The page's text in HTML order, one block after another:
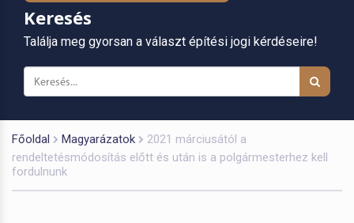
Keresés
Találja meg gyorsan a választ építési jogi kérdéseire!
Főoldal Magyarázatok
2021 márciusától a
rendeltetésmódosítás előtt és után is a polgármesterhez kell
fordulnunk